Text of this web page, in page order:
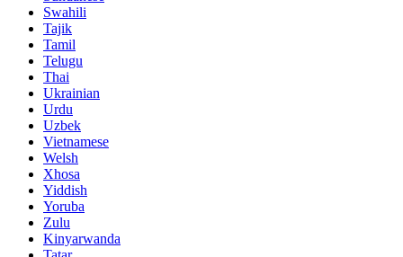
Swahili
Tajik
Tamil
Telugu
Thai
Ukrainian
Urdu
Uzbek
Vietnamese
Welsh
Xhosa
Yiddish
Yoruba
Zulu
Kinyarwanda